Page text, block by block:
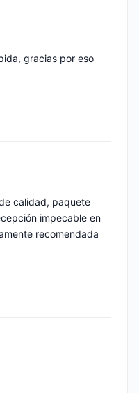
gracias por eso
calidad, paquete
impecable en
recomendada